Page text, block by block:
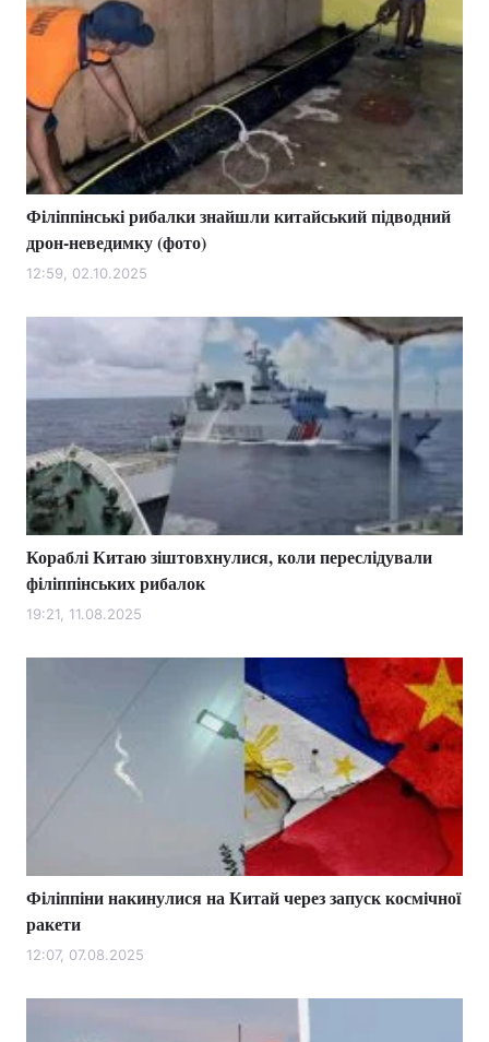
Спорт
Техно і зв'язок Лайт
Зброя Інциденти
Здоров'я Туризм
Цікавинки Погода
Екологія
Лонгріди
Статті
Думки
Архів
Контакти
Послуги
Філіппінські рибалки знайшли китайський підводний
дрон-неведимку (фото)
12:59, 02.10.2025
Кораблі Китаю зіштовхнулися, коли переслідували
філіппінських рибалок
19:21, 11.08.2025
Філіппіни накинулися на Китай через запуск космічної
ракети
12:07, 07.08.2025